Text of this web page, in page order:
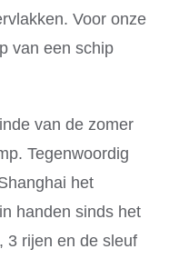
Voor onze
van een schip
van de zomer
Tegenwoordig
het
handen sinds het
3 rijen en de sleuf